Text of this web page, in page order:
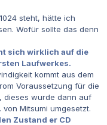
steht, hätte ich
Wofür sollte das denn
sich wirklich auf die
Laufwerkes.
kommt aus dem
Voraussetzung für die
dieses wurde dann auf
Mitsumi umgesetzt.
Zustand er CD